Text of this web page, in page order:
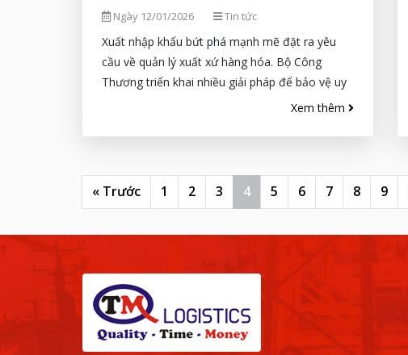
nhập
Ngày 12/01/2026 Tin tức
Xuất nhập khẩu bứt phá mạnh mẽ đặt ra yêu
cầu về quản lý xuất xứ hàng hóa. Bộ Công
Thương triển khai nhiều giải pháp để bảo vệ uy
Xem thêm
« Trước 1 2 3 4 5 6 7 8 9